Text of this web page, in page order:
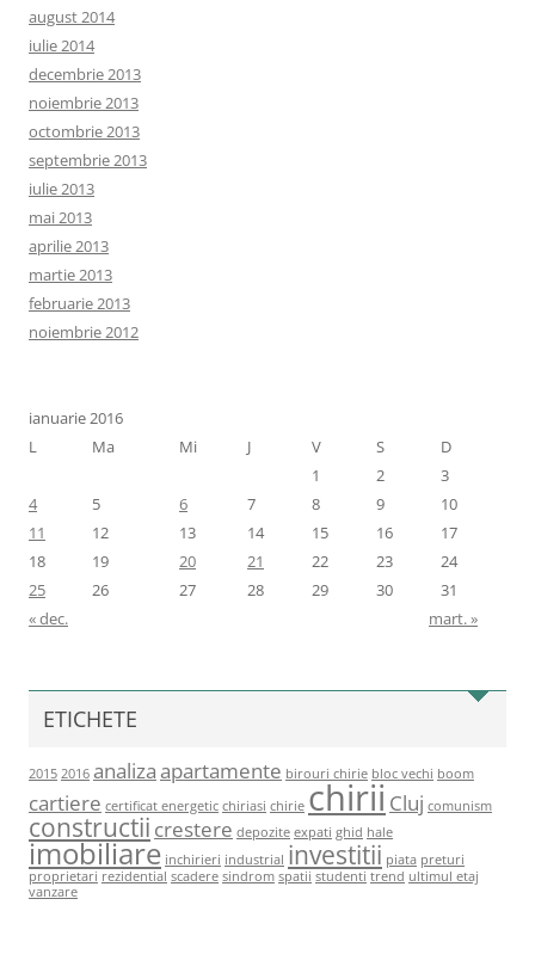
august 2014
iulie 2014
decembrie 2013
noiembrie 2013
octombrie 2013
septembrie 2013
iulie 2013
mai 2013
aprilie 2013
martie 2013
februarie 2013
noiembrie 2012
ianuarie 2016
L
Ma Mi J V S
D
1
2
3
4
5 6 7 8 9
10
11
12 13 14 15 16
17
18
19 20 21 22 23
24
25
26 27 28 29 30
31
« dec.
mart. »
ETICHETE
2015 2016 analizaapartamente birouri chirie bloc vechi boom
cartiere certificat energetic chiriasi chirie chirii Cluj comunism
constructii crestere depozite expati ghid hale
imobiliare inchirieri industrial investitii piata preturi
proprietari rezidential scadere sindrom spatii studenti trend ultimul etaj
vanzare